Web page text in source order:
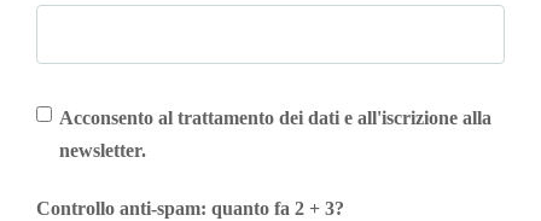
Acconsento al trattamento dei dati e all'iscrizione alla
newsletter.
Controllo anti-spam: quanto fa 2 + 3?